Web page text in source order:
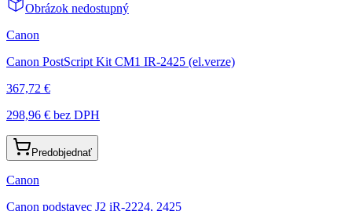
Obrázok nedostupný
Canon
Canon PostScript Kit CM1 IR-2425 (el.verze)
367,72 €
298,96 € bez DPH
Predobjednať
Canon
Canon podstavec J2 iR-2224, 2425